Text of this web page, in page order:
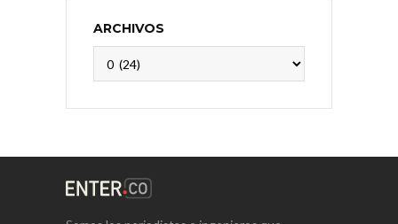
ARCHIVOS